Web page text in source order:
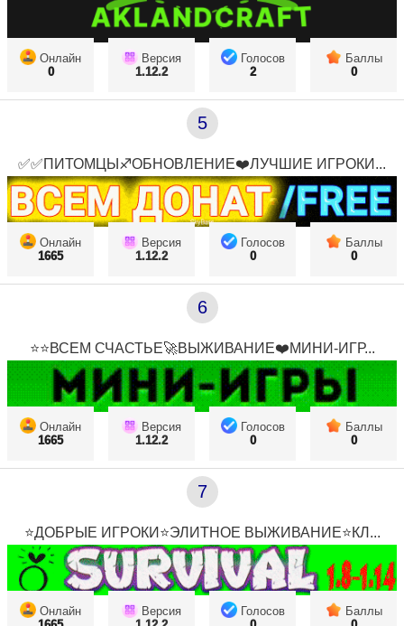
Онлайн
0
Версия
1.12.2
Голосов
2
Баллы
0
5
✅✅ПИТОМЦЫ♐ОБНОВЛЕНИЕ❤️ЛУЧШИЕ ИГРОКИ...
Онлайн
1665
Версия
1.12.2
Голосов
0
Баллы
0
6
⭐⭐ВСЕМ СЧАСТЬЕ🚀ВЫЖИВАНИЕ❤️МИНИ-ИГР...
Онлайн
1665
Версия
1.12.2
Голосов
0
Баллы
0
7
⭐ДОБРЫЕ ИГРОКИ⭐ЭЛИТНОЕ ВЫЖИВАНИЕ⭐КЛ...
Онлайн
Версия
Голосов
Баллы